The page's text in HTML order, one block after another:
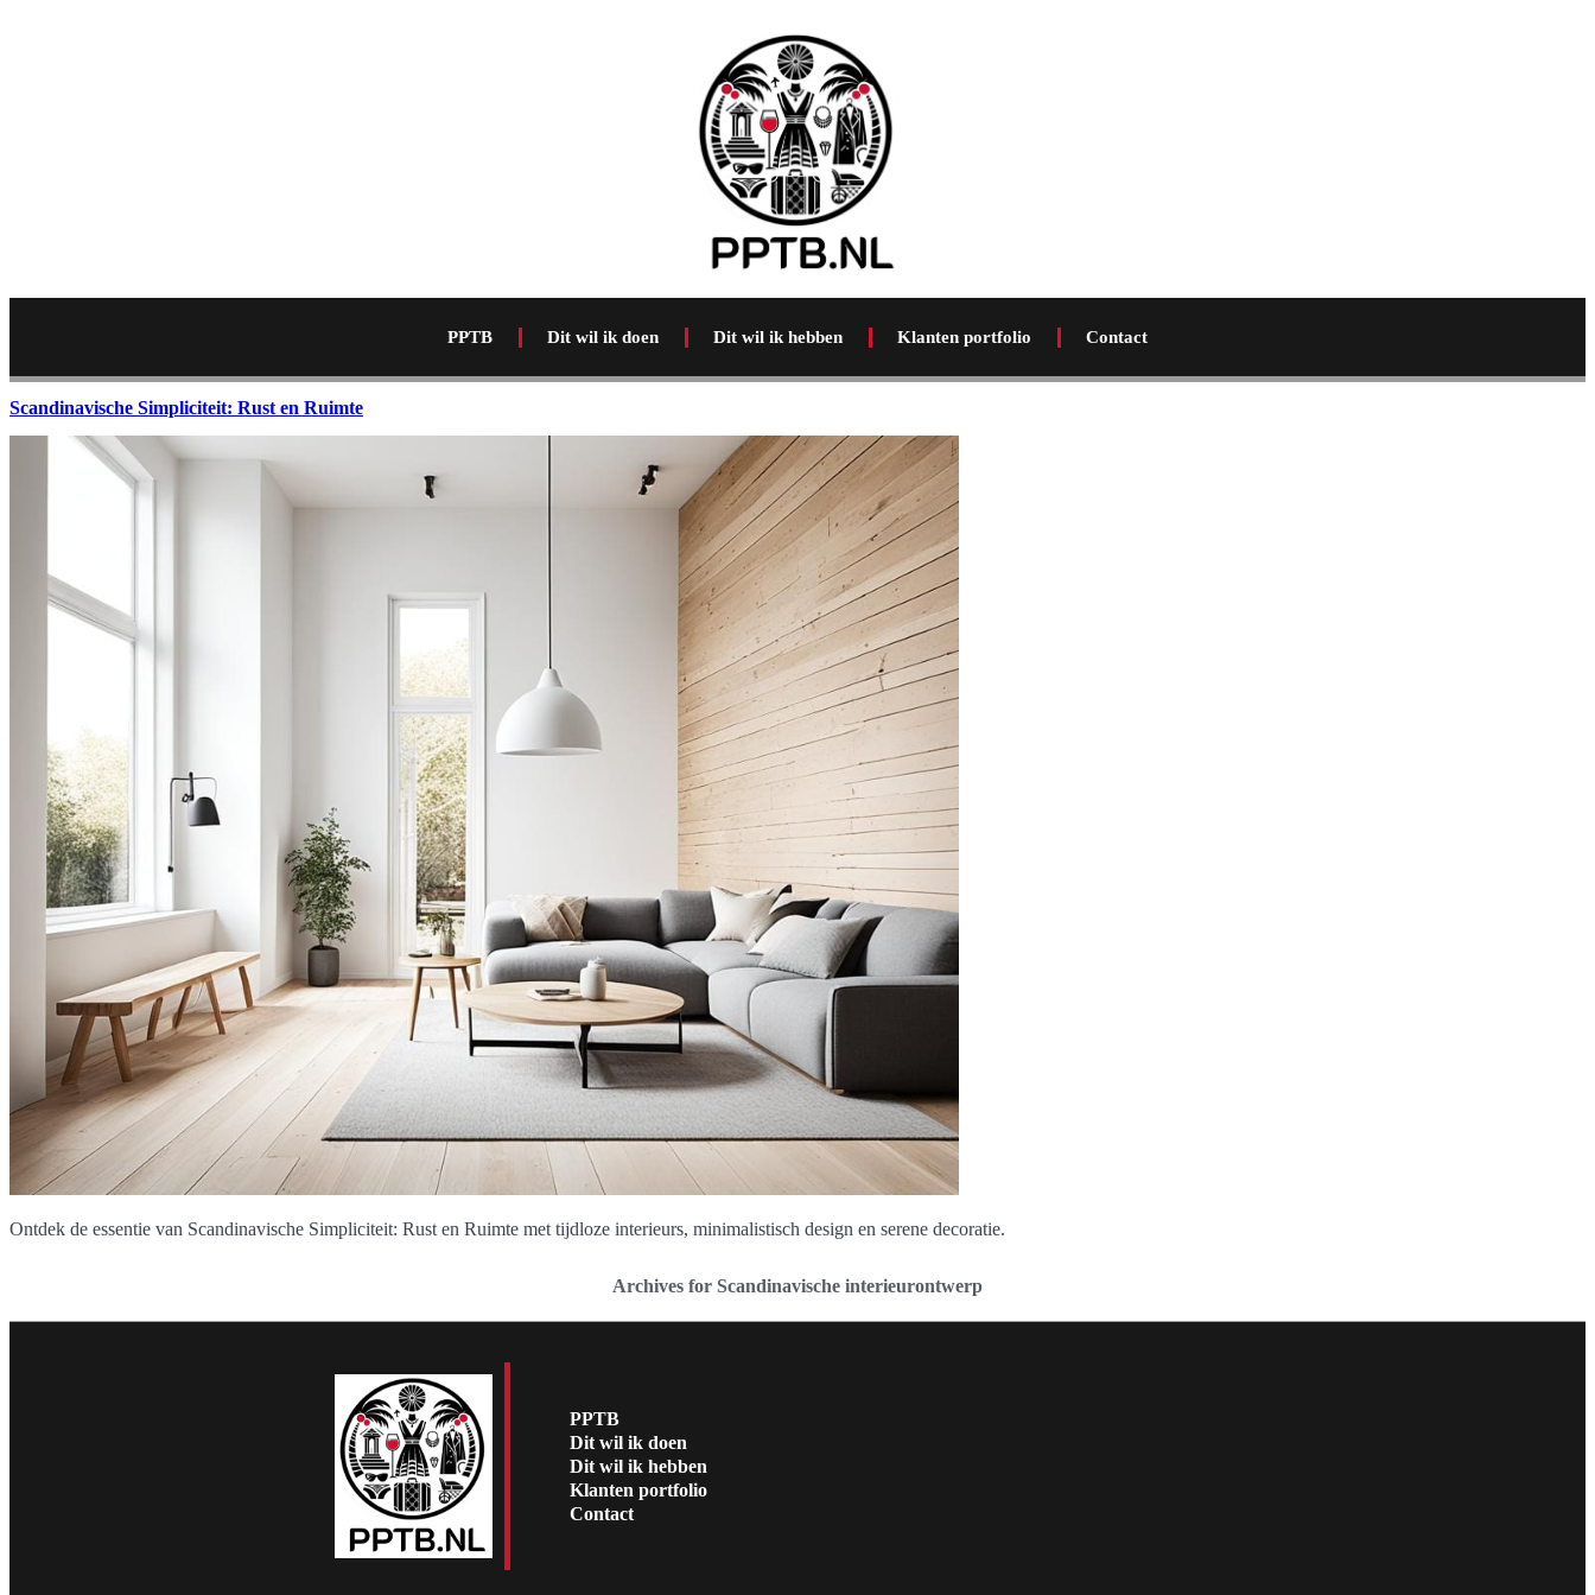
PPTB Dit wil ik doen Dit wil ik hebben Klanten portfolio Contact
Scandinavische Simpliciteit: Rust en Ruimte
Ontdek de essentie van Scandinavische Simpliciteit: Rust en Ruimte met tijdloze interieurs, minimalistisch design en serene decoratie.
Archives for Scandinavische interieurontwerp
PPTB
Dit wil ik doen
Dit wil ik hebben
Klanten portfolio
Contact